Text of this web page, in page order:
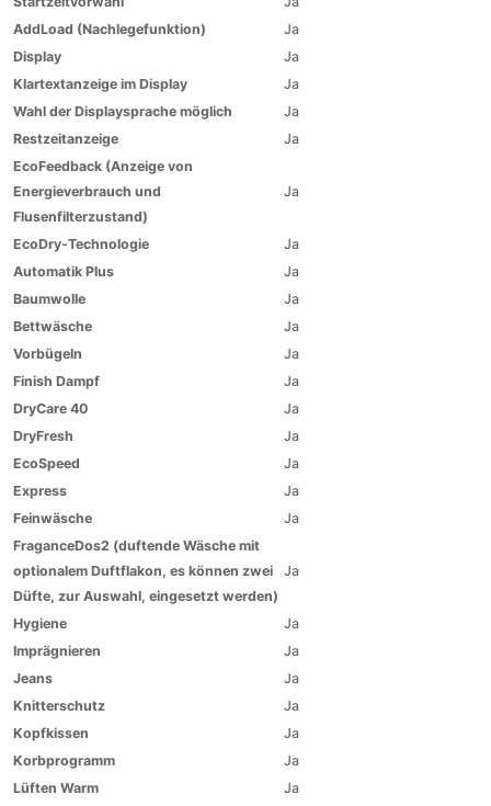
AddLoad (Nachlegefunktion)
Ja
Display
Ja
Klartextanzeige im Display
Ja
Wahl der Displaysprache möglich
Ja
Restzeitanzeige
Ja
EcoFeedback (Anzeige von
Energieverbrauch und
Flusenfilterzustand)
Ja
EcoDry-Technologie
Ja
Automatik Plus
Ja
Baumwolle
Ja
Bettwäsche
Ja
Vorbügeln
Ja
Finish Dampf
Ja
DryCare 40
Ja
DryFresh
Ja
EcoSpeed
Ja
Express
Ja
Feinwäsche
Ja
FraganceDos2 (duftende Wäsche mit
optionalem Duftflakon, es können zwei
Düfte, zur Auswahl, eingesetzt werden)
Ja
Hygiene
Ja
Imprägnieren
Ja
Jeans
Ja
Knitterschutz
Ja
Kopfkissen
Ja
Korbprogramm
Ja
Lüften Warm
Ja